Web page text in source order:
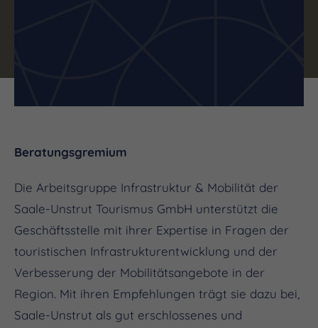
Beratungsgremium
Die Arbeitsgruppe Infrastruktur & Mobilität der
Saale-Unstrut Tourismus GmbH unterstützt die
Geschäftsstelle mit ihrer Expertise in Fragen der
touristischen Infrastrukturentwicklung und der
Verbesserung der Mobilitätsangebote in der
Region. Mit ihren Empfehlungen trägt sie dazu bei,
Saale-Unstrut als gut erschlossenes und